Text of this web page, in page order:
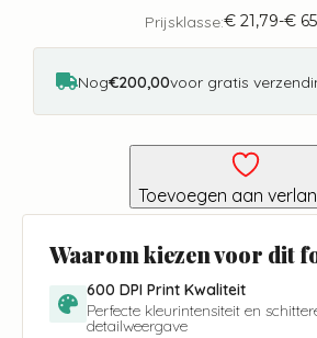
Prijsklasse:€21,79-€
Prijsklasse:
€ 21,79
€ 655,79
Nog€200,00voor gratis
Toevoegen aan
Waarom kiezen voor dit
600 DPI Print Kwaliteit
Perfecte kleurintensiteit en
detailweergave